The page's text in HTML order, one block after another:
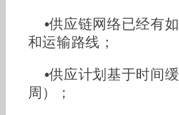
•供应链网络已经有
和运输路线；
•供应计划基于时间
周）；